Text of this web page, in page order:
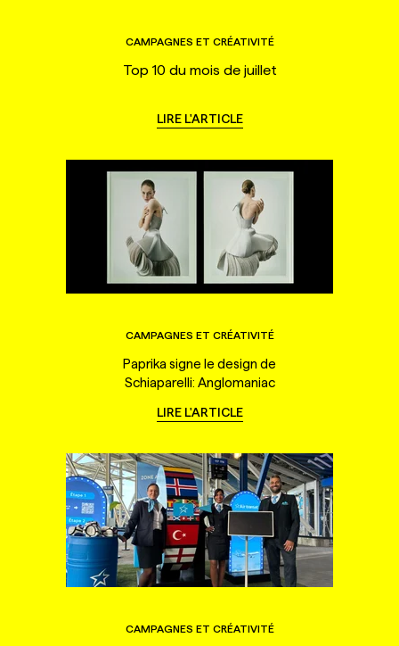
CAMPAGNES ET CRÉATIVITÉ
Top 10 du mois de juillet
LIRE L'ARTICLE
CAMPAGNES ET CRÉATIVITÉ
Paprika signe le design de
Schiaparelli: Anglomaniac
LIRE L'ARTICLE
CAMPAGNES ET CRÉATIVITÉ